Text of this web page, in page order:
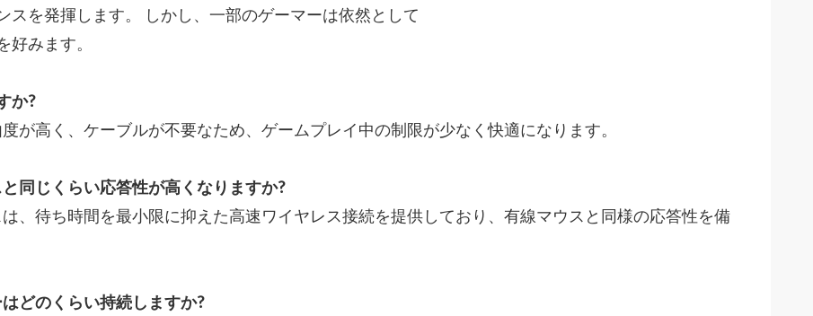
を発揮します。 しかし、一部のゲーマーは依然として
みます。
か?
が高く、ケーブルが不要なため、ゲームプレイ中の制限が少なく快適になります。
同じくらい応答性が高くなりますか?
、待ち時間を最小限に抑えた高速ワイヤレス接続を提供しており、有線マウスと同様の応答性を備
どのくらい持続しますか?